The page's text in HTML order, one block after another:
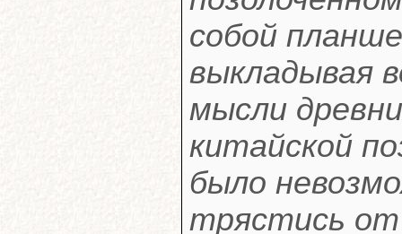
собой
выкладывая
мысли
китайской
было
трястись